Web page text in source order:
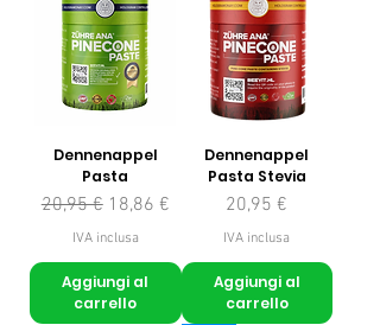
Dennenappel
Pasta
Prezzo regolare
20,95 € Prezzo scontato
18,86 €
IVA inclusa
Aggiungi al
carrello
Dennenappel
Pasta Stevia
Prezzo
20,95 €
IVA inclusa
Aggiungi al
carrello